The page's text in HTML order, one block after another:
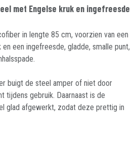
met Engelse kruk en ingefreesde
in lengte 85 cm, voorzien van een
en een ingefreesde, gladde, smalle punt,
buigt de steel amper of niet door
tijdens gebruik. Daarnaast is de
glad afgewerkt, zodat deze prettig in